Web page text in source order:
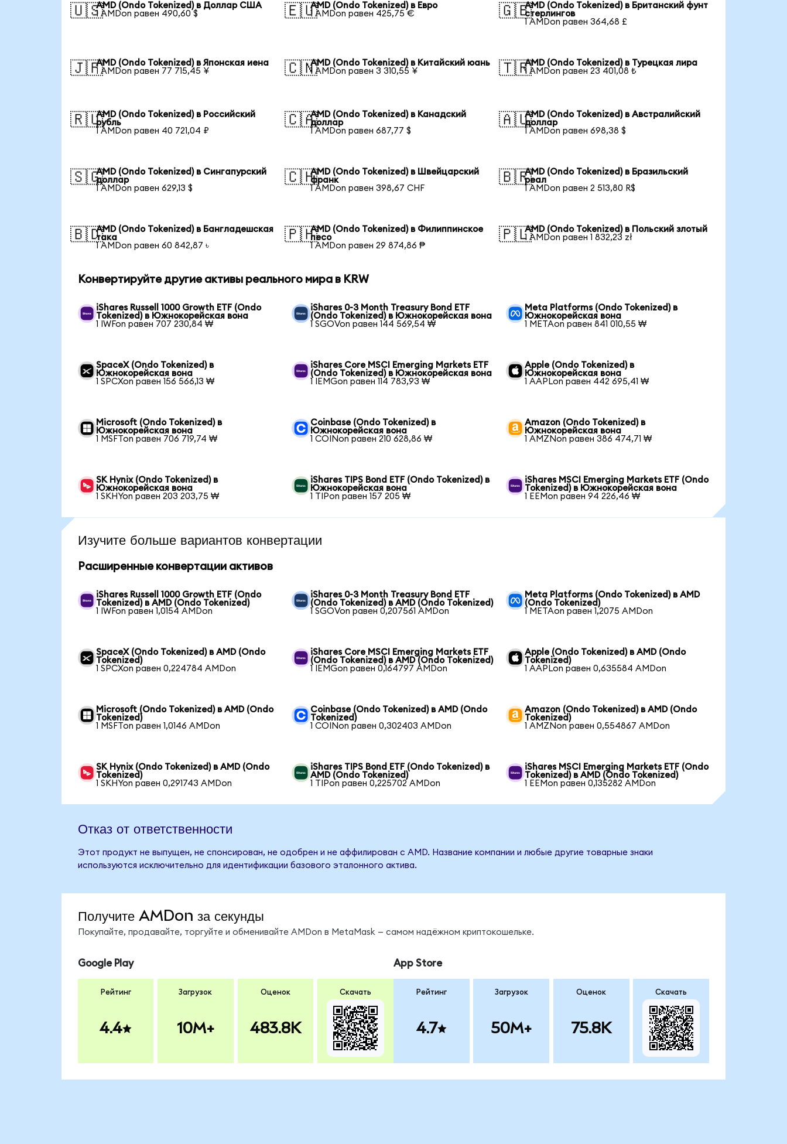
🇺🇸AMD (Ondo Tokenized) в Доллар США
1 AMDon равен 490,60 $
🇪🇺AMD (Ondo Tokenized) в Евро
1 AMDon равен 425,75 €
🇬🇧AMD (Ondo Tokenized) в Британский фунт
стерлингов
1 AMDon равен 364,68 £
🇯🇵AMD (Ondo Tokenized) в Японская иена
1 AMDon равен 77 715,45 ¥
🇨🇳AMD (Ondo Tokenized) в Китайский юань
1 AMDon равен 3 310,55 ¥
🇹🇷AMD (Ondo Tokenized) в Турецкая лира
1 AMDon равен 23 401,08 ₺
🇷🇺AMD (Ondo Tokenized) в Российский
рубль
1 AMDon равен 40 721,04 ₽
🇨🇦AMD (Ondo Tokenized) в Канадский
доллар
1 AMDon равен 687,77 $
🇦🇺AMD (Ondo Tokenized) в Австралийский
доллар
1 AMDon равен 698,38 $
🇸🇬AMD (Ondo Tokenized) в Сингапурский
доллар
1 AMDon равен 629,13 $
🇨🇭AMD (Ondo Tokenized) в Швейцарский
франк
1 AMDon равен 398,67 CHF
🇧🇷AMD (Ondo Tokenized) в Бразильский
реал
1 AMDon равен 2 513,80 R$
🇧🇩AMD (Ondo Tokenized) в Бангладешская
така
1 AMDon равен 60 842,87 ৳
🇵🇭AMD (Ondo Tokenized) в Филиппинское
песо
1 AMDon равен 29 874,86 ₱
🇵🇱AMD (Ondo Tokenized) в Польский злотый
1 AMDon равен 1 832,23 zł
Конвертируйте другие активы реального мира в KRW
iShares Russell 1000 Growth ETF (Ondo
Tokenized) в Южнокорейская вона
1 IWFon равен 707 230,84 ₩
iShares 0-3 Month Treasury Bond ETF
(Ondo Tokenized) в Южнокорейская вона
1 SGOVon равен 144 569,54 ₩
Meta Platforms (Ondo Tokenized) в
Южнокорейская вона
1 METAon равен 841 010,55 ₩
SpaceX (Ondo Tokenized) в
Южнокорейская вона
1 SPCXon равен 156 566,13 ₩
iShares Core MSCI Emerging Markets ETF
(Ondo Tokenized) в Южнокорейская вона
1 IEMGon равен 114 783,93 ₩
Apple (Ondo Tokenized) в
Южнокорейская вона
1 AAPLon равен 442 695,41 ₩
Microsoft (Ondo Tokenized) в
Южнокорейская вона
1 MSFTon равен 706 719,74 ₩
Coinbase (Ondo Tokenized) в
Южнокорейская вона
1 COINon равен 210 628,86 ₩
Amazon (Ondo Tokenized) в
Южнокорейская вона
1 AMZNon равен 386 474,71 ₩
SK Hynix (Ondo Tokenized) в
Южнокорейская вона
1 SKHYon равен 203 203,75 ₩
iShares TIPS Bond ETF (Ondo Tokenized) в
Южнокорейская вона
1 TIPon равен 157 205 ₩
iShares MSCI Emerging Markets ETF (Ondo
Tokenized) в Южнокорейская вона
1 EEMon равен 94 226,46 ₩
Изучите больше вариантов конвертации
Расширенные конвертации активов
iShares Russell 1000 Growth ETF (Ondo
Tokenized) в AMD (Ondo Tokenized)
1 IWFon равен 1,0154 AMDon
iShares 0-3 Month Treasury Bond ETF
(Ondo Tokenized) в AMD (Ondo Tokenized)
1 SGOVon равен 0,207561 AMDon
Meta Platforms (Ondo Tokenized) в AMD
(Ondo Tokenized)
1 METAon равен 1,2075 AMDon
SpaceX (Ondo Tokenized) в AMD (Ondo
Tokenized)
1 SPCXon равен 0,224784 AMDon
iShares Core MSCI Emerging Markets ETF
(Ondo Tokenized) в AMD (Ondo Tokenized)
1 IEMGon равен 0,164797 AMDon
Apple (Ondo Tokenized) в AMD (Ondo
Tokenized)
1 AAPLon равен 0,635584 AMDon
Microsoft (Ondo Tokenized) в AMD (Ondo
Tokenized)
1 MSFTon равен 1,0146 AMDon
Coinbase (Ondo Tokenized) в AMD (Ondo
Tokenized)
1 COINon равен 0,302403 AMDon
Amazon (Ondo Tokenized) в AMD (Ondo
Tokenized)
1 AMZNon равен 0,554867 AMDon
SK Hynix (Ondo Tokenized) в AMD (Ondo
Tokenized)
1 SKHYon равен 0,291743 AMDon
iShares TIPS Bond ETF (Ondo Tokenized) в
AMD (Ondo Tokenized)
1 TIPon равен 0,225702 AMDon
iShares MSCI Emerging Markets ETF (Ondo
Tokenized) в AMD (Ondo Tokenized)
1 EEMon равен 0,135282 AMDon
Отказ от ответственности
Этот продукт не выпущен, не спонсирован, не одобрен и не аффилирован с AMD. Название компании и любые другие товарные знаки
используются исключительно для идентификации базового эталонного актива.
Получите AMDon за секунды
Покупайте, продавайте, торгуйте и обменивайте AMDon в MetaMask — самом надёжном криптокошельке.
Google Play
Рейтинг
4.4
Загрузок
10M+
Оценок
483.8K
Скачать
App Store
Рейтинг
4.7
Загрузок
50M+
Оценок
75.8K
Скачать